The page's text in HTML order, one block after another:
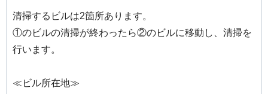
清掃するビルは2箇所あります。
①のビルの清掃が終わったら②のビルに移動し、清掃を
行います。
≪ビル所在地≫